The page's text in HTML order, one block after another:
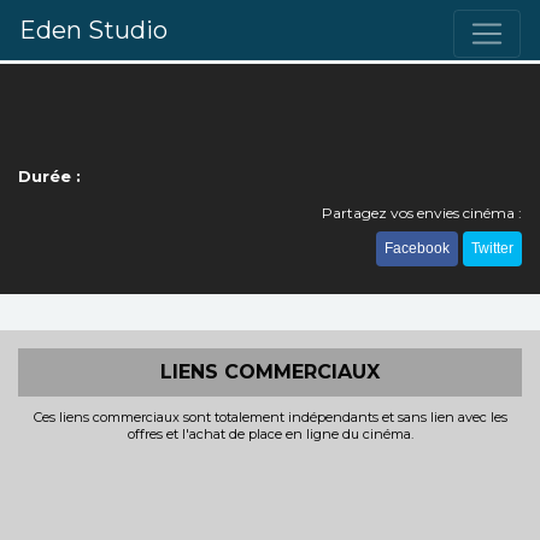
Eden Studio
Durée :
Partagez vos envies cinéma :
Facebook Twitter
LIENS COMMERCIAUX
Ces liens commerciaux sont totalement indépendants et sans lien avec les
offres et l'achat de place en ligne du cinéma.